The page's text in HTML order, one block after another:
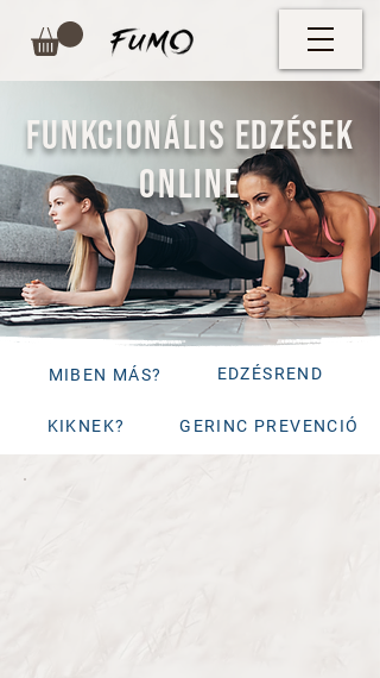
FUNKCIONÁLIS EDZÉSEK
ONLINE
MIBEN MÁS? EDZÉSREND
KIKNEK? GERINC PREVENCIÓ